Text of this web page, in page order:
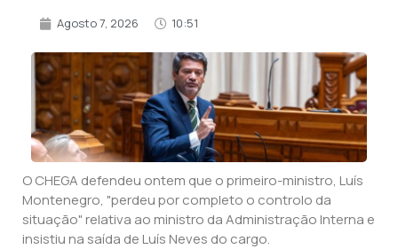
Agosto 7, 2026 10:51
O CHEGA defendeu ontem que o primeiro-ministro, Luís
Montenegro, "perdeu por completo o controlo da
situação" relativa ao ministro da Administração Interna e
insistiu na saída de Luís Neves do cargo.